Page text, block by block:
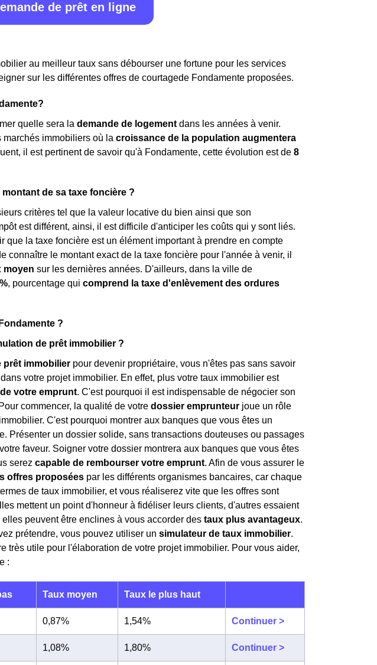
de prêt en ligne
au meilleur taux sans débourser une fortune pour les services
sur les différentes offres de courtagede Fondamente proposées.
quelle sera la demande de logement dans les années à venir.
marchés immobiliers où la croissance de la population augmentera
il est pertinent de savoir qu'à Fondamente, cette évolution est de 8
de sa taxe foncière ?
critères tel que la valeur locative du bien ainsi que son
est différent, ainsi, il est difficile d'anticiper les coûts qui y sont liés.
que la taxe foncière est un élément important à prendre en compte
le montant exact de la taxe foncière pour l'année à venir, il
moyen sur les dernières années. D'ailleurs, dans la ville de
, pourcentage qui comprend la taxe d'enlèvement des ordures
?
de prêt immobilier ?
prêt immobilier pour devenir propriétaire, vous n'êtes pas sans savoir
votre projet immobilier. En effet, plus votre taux immobilier est
votre emprunt. C'est pourquoi il est indispensable de négocier son
commencer, la qualité de votre dossier emprunteur joue un rôle
C'est pourquoi montrer aux banques que vous êtes un
Présenter un dossier solide, sans transactions douteuses ou passages
faveur. Soigner votre dossier montrera aux banques que vous êtes
serez capable de rembourser votre emprunt. Afin de vous assurer le
offres proposées par les différents organismes bancaires, car chaque
de taux immobilier, et vous réaliserez vite que les offres sont
mettent un point d'honneur à fidéliser leurs clients, d'autres essaient
peuvent être enclines à vous accorder des taux plus avantageux.
prétendre, vous pouvez utiliser un simulateur de taux immobilier.
très utile pour l'élaboration de votre projet immobilier. Pour vous aider,
:
Taux moyen Taux le plus haut
0,87% 1,54% Continuer >
1,08% 1,80% Continuer >